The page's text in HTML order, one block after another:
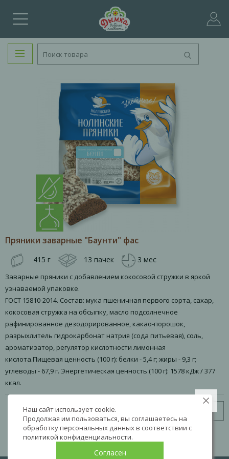
Пряники заварные "Баунти" фас
415 г 13 пачек 3 мес
Заварные пряники с добавлением кокосовой стружки в яркой
узнаваемой упаковке.
ГОСТ 15810-2014. Состав: мука пшеничная первого сорта, сахар,
кокосовая стружка на обсыпку, масло подсолнечное
рафинированное дезодорированное, какао-порошок,
разрыхлитель гидрокарбонат натрия (сода питьевая), соль,
ароматизатор, регулятор кислотности лимонная
кислота.Пищевая ценность (100 г): белки - 5,4 г; жиры - 9,3 г;
углеводы - 67,9 г. Энергетическая ценность (100 г): 1578 кДж / 377
ккал.
Узнать цену
Наш сайт использует cookie.
Продолжая им пользоваться, вы соглашаетесь на
обработку персональных данных в соответствии с
политикой конфиденциальности.
Согласен